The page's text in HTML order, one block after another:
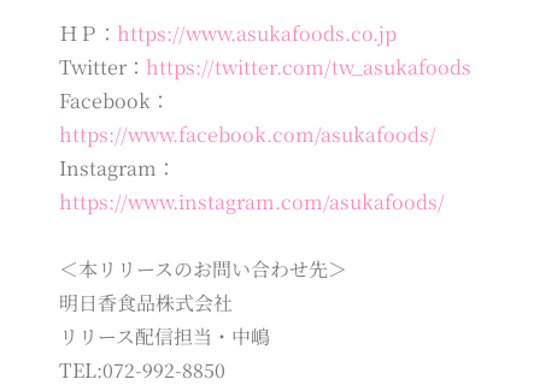
ＨＰ： https://www.asukafoods.co.jp
Twitter： https://twitter.com/tw_asukafoods
Facebook：
https://www.facebook.com/asukafoods/
Instagram：
https://www.instagram.com/asukafoods/
＜本リリースのお問い合わせ先＞
明日香食品株式会社
リリース配信担当・中嶋
TEL:072-992-8850